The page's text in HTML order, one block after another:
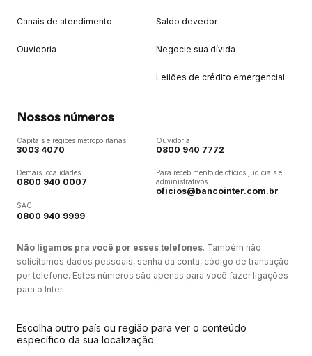
Canais de atendimento
Ouvidoria
Saldo devedor
Negocie sua dívida
Leilões de crédito emergencial
Nossos números
Capitais e regiões metropolitanas
3003 4070
Demais localidades
0800 940 0007
SAC
0800 940 9999
Ouvidoria
0800 940 7772
Para recebimento de ofícios judiciais e
administrativos
oficios@bancointer.com.br
Não ligamos pra você por esses telefones. Também não
solicitamos dados pessoais, senha da conta, código de transação
por telefone. Estes números são apenas para você fazer ligações
para o Inter.
Escolha outro país ou região para ver o conteúdo
específico da sua localização